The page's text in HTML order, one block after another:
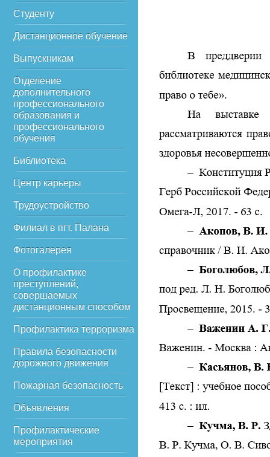
Студенту
Дистанционное обучение
Выпускникам
Отделение
дополнительного
профессионального
образования и
профессионального
обучения
Библиотека
Центр карьеры
Трудоустройство
Филиал в пгт. Палана
Фотогалерея
О профилактике
преступлений,
совершаемых
дистанционным способом
Профилактика терроризма
Правила безопасности
дорожного движения
Пожарная безопасность
Объявления
Профилактические
мероприятия